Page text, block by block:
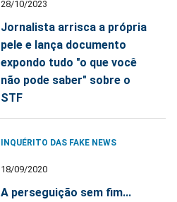
28/10/2023
Jornalista arrisca a própria
pele e lança documento
expondo tudo "o que você
não pode saber" sobre o
STF
INQUÉRITO DAS FAKE NEWS
18/09/2020
A perseguição sem fim...